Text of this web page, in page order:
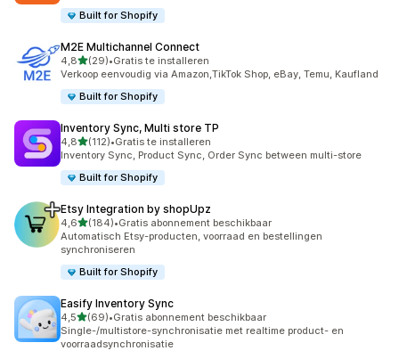
Built for Shopify
M2E Multichannel Connect
4,8van 5 sterren
(29)
29 recensies in totaal
•Gratis te installeren
Verkoop eenvoudig via Amazon,TikTok Shop, eBay, Temu, Kaufland
Built for Shopify
Inventory Sync, Multi store TP
4,8van 5 sterren
(112)
112 recensies in totaal
•Gratis te installeren
Inventory Sync, Product Sync, Order Sync between multi-store
Built for Shopify
Etsy Integration by shopUpz
4,6van 5 sterren
(184)
184 recensies in totaal
•Gratis abonnement beschikbaar
Automatisch Etsy-producten, voorraad en bestellingen
synchroniseren
Built for Shopify
Easify Inventory Sync
4,5van 5 sterren
(69)
69 recensies in totaal
•Gratis abonnement beschikbaar
Single-/multistore-synchronisatie met realtime product- en
voorraadsynchronisatie